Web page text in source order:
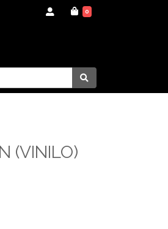
0
(VINILO)